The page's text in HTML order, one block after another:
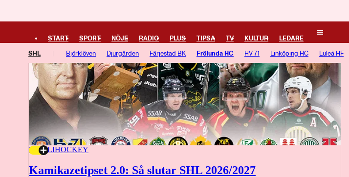
START SPORT NÖJE RADIO PLUS TIPSA TV KULTUR LEDARE
SHL Björklöven Djurgården Färjestad BK Frölunda HC HV 71 Linköping HC Luleå HF
Örebro HK
20 JULIHOCKEY
Kamikazetipset 2.0: Så slutar SHL 2026/2027